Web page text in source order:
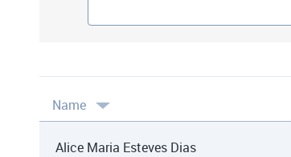
Name
Alice Maria Esteves Dias